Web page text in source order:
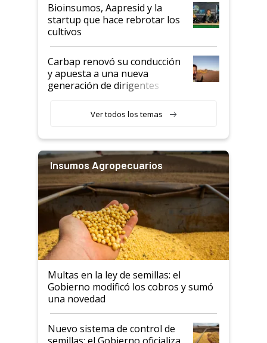
Bioinsumos, Aapresid y la
startup que hace rebrotar los
cultivos
Carbap renovó su conducción
y apuesta a una nueva
generación de dirigentes
Ver todos los temas
Insumos Agropecuarios
Multas en la ley de semillas: el
Gobierno modificó los cobros y sumó
una novedad
Nuevo sistema de control de
semillas: el Gobierno oficializa